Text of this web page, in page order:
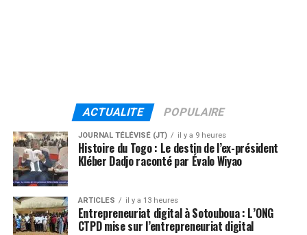
ACTUALITE POPULAIRE
JOURNAL TÉLÉVISÉ (JT) il y a 9 heures
Histoire du Togo : Le destin de l’ex-président
Kléber Dadjo raconté par Évalo Wiyao
ARTICLES il y a 13 heures
Entrepreneuriat digital à Sotouboua : L’ONG
CTPD mise sur l’entrepreneuriat digital